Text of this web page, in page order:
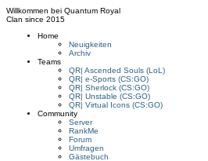
Willkommen bei Quantum Royal
Clan since 2015
Home
Neuigkeiten
Archiv
Teams
QR| Ascended Souls (LoL)
QR| e-Sports (CS:GO)
QR| Sherlock (CS:GO)
QR| Unstable (CS:GO)
QR| Virtual Icons (CS:GO)
Community
Server
RankMe
Forum
Umfragen
Gästebuch